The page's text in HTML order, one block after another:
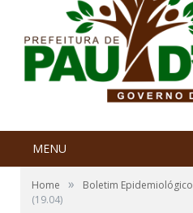
MENU
Home » Boletim Epidemiológico
(19.04)